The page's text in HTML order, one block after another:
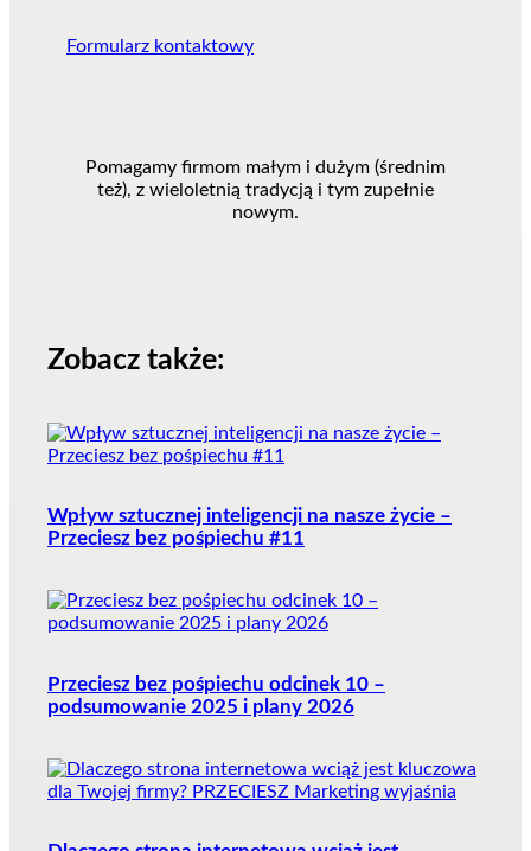
Formularz kontaktowy
Pomagamy firmom małym i dużym (średnim
też), z wieloletnią tradycją i tym zupełnie
nowym.
Zobacz także:
Wpływ sztucznej inteligencji na nasze życie –
Przeciesz bez pośpiechu #11
Przeciesz bez pośpiechu odcinek 10 –
podsumowanie 2025 i plany 2026